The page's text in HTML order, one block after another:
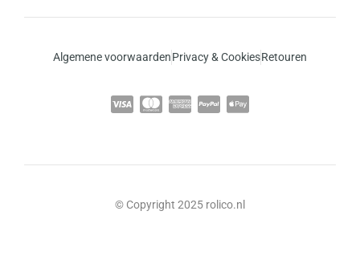
Algemene voorwaardenPrivacy & CookiesRetouren
© Copyright 2025 rolico.nl